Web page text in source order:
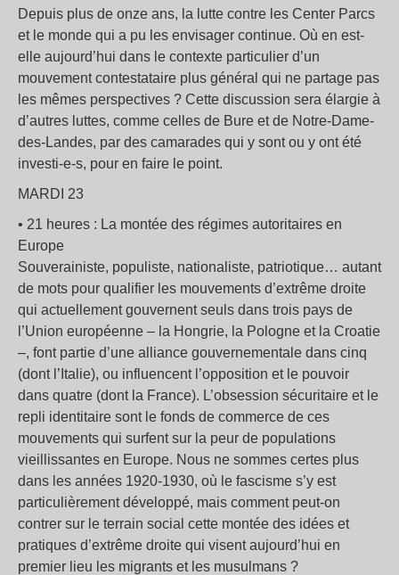
Depuis plus de onze ans, la lutte contre les Center Parcs
et le monde qui a pu les envisager continue. Où en est-
elle aujourd’hui dans le contexte particulier d’un
mouvement contestataire plus général qui ne partage pas
les mêmes perspectives ? Cette discussion sera élargie à
d’autres luttes, comme celles de Bure et de Notre-Dame-
des-Landes, par des camarades qui y sont ou y ont été
investi-e-s, pour en faire le point.
MARDI 23
• 21 heures : La montée des régimes autoritaires en
Europe
Souverainiste, populiste, nationaliste, patriotique… autant
de mots pour qualifier les mouvements d’extrême droite
qui actuellement gouvernent seuls dans trois pays de
l’Union européenne – la Hongrie, la Pologne et la Croatie
–, font partie d’une alliance gouvernementale dans cinq
(dont l’Italie), ou influencent l’opposition et le pouvoir
dans quatre (dont la France). L’obsession sécuritaire et le
repli identitaire sont le fonds de commerce de ces
mouvements qui surfent sur la peur de populations
vieillissantes en Europe. Nous ne sommes certes plus
dans les années 1920-1930, où le fascisme s’y est
particulièrement développé, mais comment peut-on
contrer sur le terrain social cette montée des idées et
pratiques d’extrême droite qui visent aujourd’hui en
premier lieu les migrants et les musulmans ?